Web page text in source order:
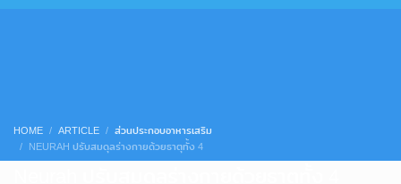
HOME ARTICLE
ส่วนประกอบอาหารเสริม
NEURAH ปรับสมดุลร่างกายด้วยธาตุทั้ง 4